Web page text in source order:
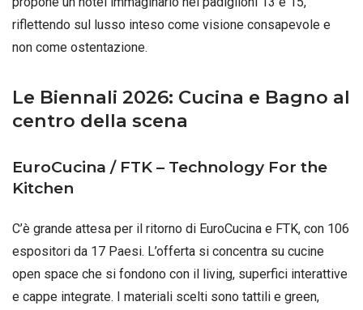
riflettendo sul lusso inteso come visione consapevole e
non come ostentazione.
Le Biennali 2026: Cucina e Bagno al
centro della scena
EuroCucina / FTK – Technology For the
Kitchen
C’è grande attesa per il ritorno di EuroCucina e FTK, con 106
espositori da 17 Paesi. L’offerta si concentra su cucine
open space che si fondono con il living, superfici interattive
e cappe integrate. I materiali scelti sono tattili e green,